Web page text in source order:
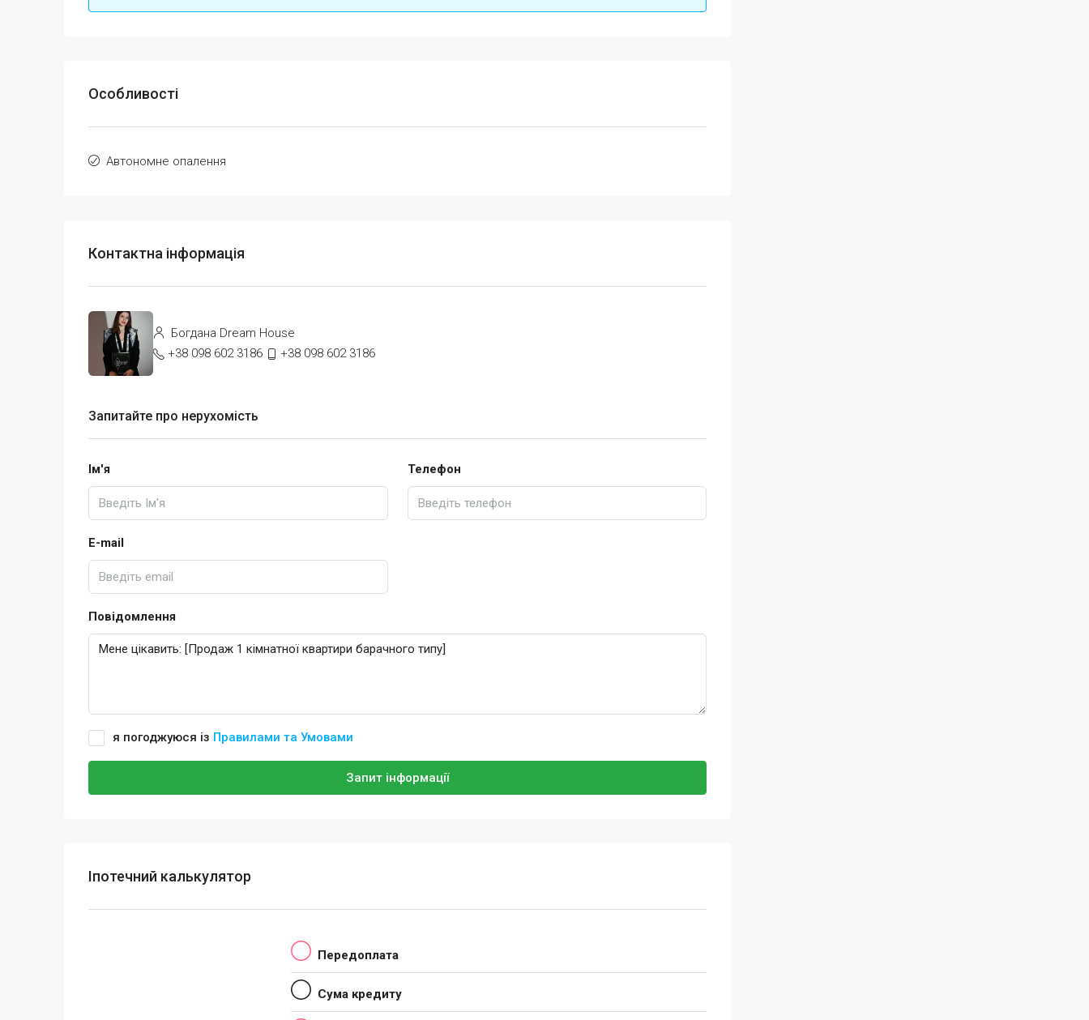
Особливості
Автономне опалення
Контактна інформація
Богдана Dream House
+38 098 602 3186
+38 098 602 3186
Запитайте про нерухомість
Ім'я Телефон
E-mail
Повідомлення
я погоджуюся із Правилами та Умовами
Запит інформації
Іпотечний калькулятор
Передоплата
Сума кредиту